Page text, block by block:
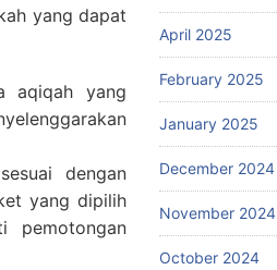
yang dapat
aqiqah yang
dengan
yang dipilih
pemotongan
April 2025
February 2025
January 2025
December 2024
November 2024
October 2024